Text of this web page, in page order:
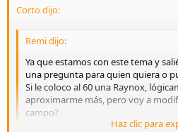
Corto dijo:
Remi dijo:
Ya que estamos con este tema y
una pregunta para quien quiera o
Si le coloco al 60 una Raynox,
aproximarme más, pero voy a
campo?
La lógica me dice que si, pero no lo
Haz clic para